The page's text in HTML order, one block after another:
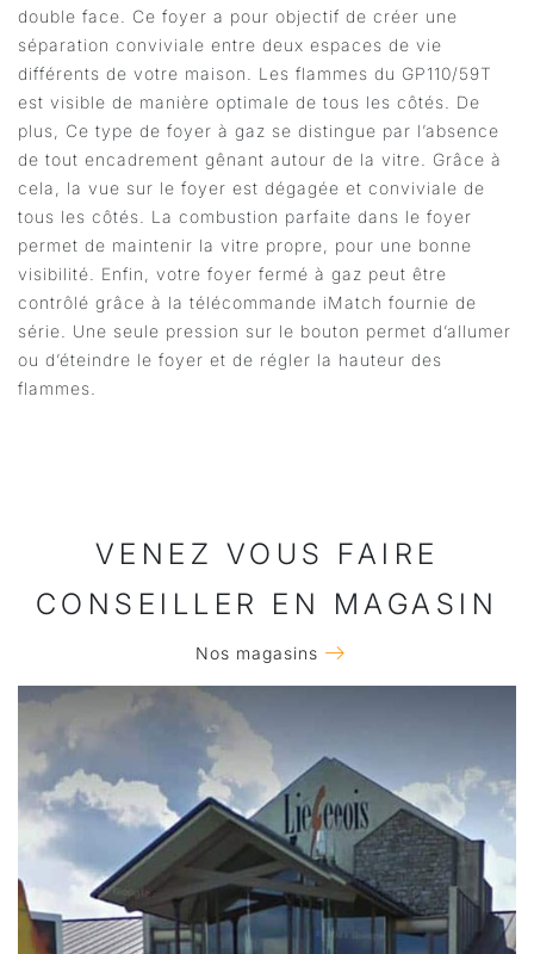
double face. Ce foyer a pour objectif de créer une
séparation conviviale entre deux espaces de vie
différents de votre maison. Les flammes du GP110/59T
est visible de manière optimale de tous les côtés. De
plus, Ce type de foyer à gaz se distingue par l’absence
de tout encadrement gênant autour de la vitre. Grâce à
cela, la vue sur le foyer est dégagée et conviviale de
tous les côtés. La combustion parfaite dans le foyer
permet de maintenir la vitre propre, pour une bonne
visibilité. Enfin, votre foyer fermé à gaz peut être
contrôlé grâce à la télécommande iMatch fournie de
série. Une seule pression sur le bouton permet d’allumer
ou d’éteindre le foyer et de régler la hauteur des
flammes.
VENEZ VOUS FAIRE
CONSEILLER EN MAGASIN
Nos magasins